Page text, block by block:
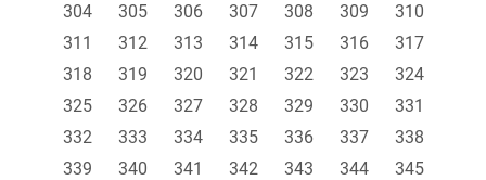
304
305 306 307 308 309
310
311
312 313 314 315 316
317
318
319 320 321 322 323
324
325
326 327 328 329 330
331
332
333 334 335 336 337
338
339
340 341 342 343 344
345